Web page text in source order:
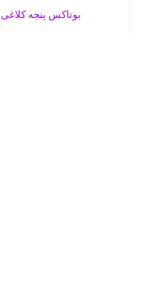
بوتاکس پنجه کلاغی